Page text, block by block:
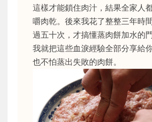
這樣才能鎖住肉汁，結果全家人
嚼肉乾。後來我花了整整三年時
過五十次，才搞懂蒸肉餅加水的
我就把這些血淚經驗全部分享給
也不怕蒸出失敗的肉餅。